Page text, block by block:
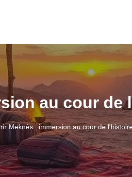
au cour de
Meknès : immersion au cour de